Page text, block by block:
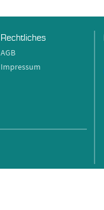
Rechtliches
AGB
Impressum